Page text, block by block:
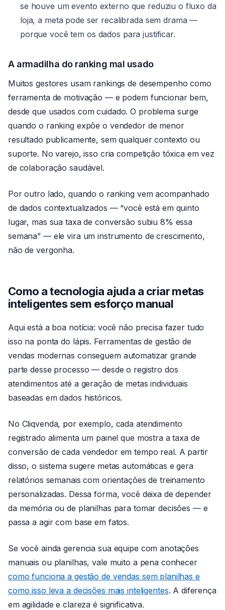
se houve um evento externo que reduziu o fluxo da
loja, a meta pode ser recalibrada sem drama —
porque você tem os dados para justificar.
A armadilha do ranking mal usado
Muitos gestores usam rankings de desempenho como
ferramenta de motivação — e podem funcionar bem,
desde que usados com cuidado. O problema surge
quando o ranking expõe o vendedor de menor
resultado publicamente, sem qualquer contexto ou
suporte. No varejo, isso cria competição tóxica em vez
de colaboração saudável.
Por outro lado, quando o ranking vem acompanhado
de dados contextualizados — “você está em quinto
lugar, mas sua taxa de conversão subiu 8% essa
semana” — ele vira um instrumento de crescimento,
não de vergonha.
Como a tecnologia ajuda a criar metas
inteligentes sem esforço manual
Aqui está a boa notícia: você não precisa fazer tudo
isso na ponta do lápis. Ferramentas de gestão de
vendas modernas conseguem automatizar grande
parte desse processo — desde o registro dos
atendimentos até a geração de metas individuais
baseadas em dados históricos.
No Cliqvenda, por exemplo, cada atendimento
registrado alimenta um painel que mostra a taxa de
conversão de cada vendedor em tempo real. A partir
disso, o sistema sugere metas automáticas e gera
relatórios semanais com orientações de treinamento
personalizadas. Dessa forma, você deixa de depender
da memória ou de planilhas para tomar decisões — e
passa a agir com base em fatos.
Se você ainda gerencia sua equipe com anotações
manuais ou planilhas, vale muito a pena conhecer
como funciona a gestão de vendas sem planilhas e
como isso leva a decisões mais inteligentes. A diferença
em agilidade e clareza é significativa.